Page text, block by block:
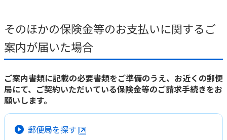
入院保険金・手術保険金のご請求
お手続き一覧
きっかけ・できごとから探す
終身保険
養老保険
定期保険
学資保険
長寿支援保険
【まずはご相談ください】企業経営でお悩みの方はこ
ちら
目的から探す
お役立ち情報
かんぽ生命の団体取扱い
法人向け資料請求
お役立ち情報
かんぽのLifeサポートナビ
かんぽ生命について
かんぽ生命について
よくあるご質問
お問い合わせ
そのほかの保険金等のお支払いに関するご
案内が届いた場合
ご案内書類に記載の必要書類をご準備のうえ、お近くの郵便
局にて、ご契約いただいている保険金等のご請求手続きをお
願いします。
郵便局を探す